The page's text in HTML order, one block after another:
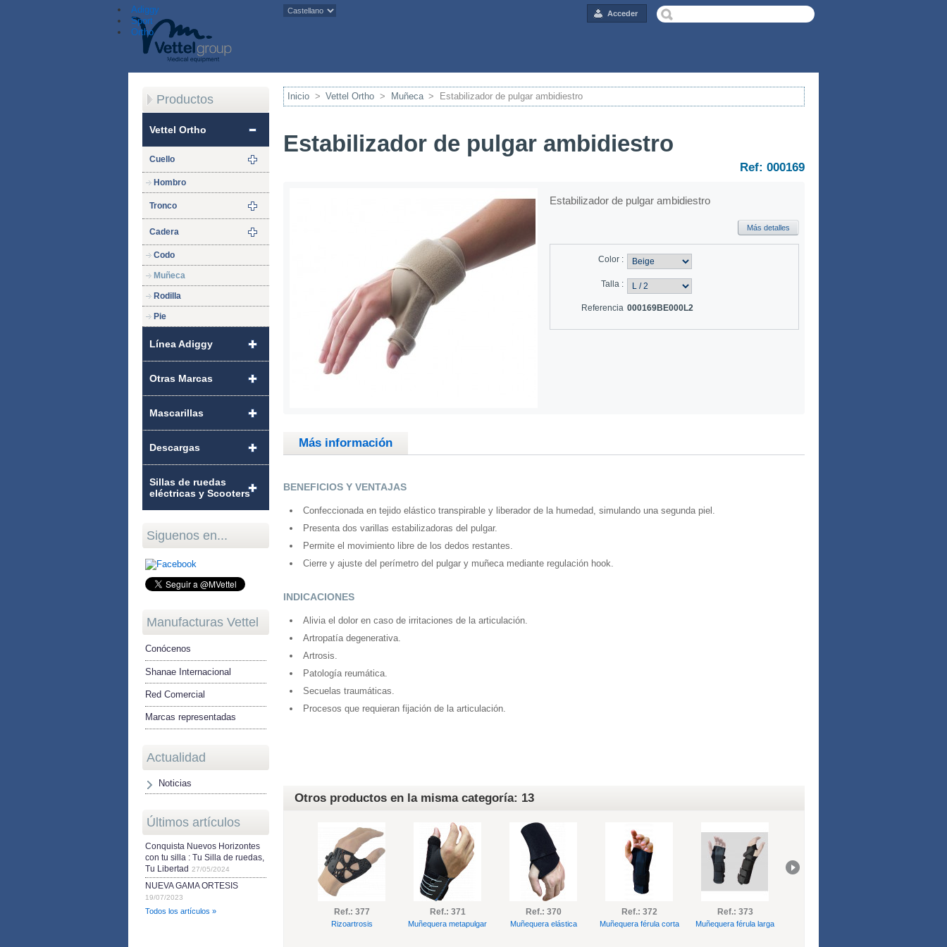
Acceder
Adiggy
Sport
Ortho
Productos
Vettel Ortho
Cuello
Hombro
Tronco
Cadera
Codo
Muñeca
Rodilla
Pie
Línea Adiggy
Otras Marcas
Mascarillas
Descargas
Sillas de ruedas
eléctricas y Scooters
Siguenos en...
Manufacturas Vettel
Conócenos
Shanae Internacional
Red Comercial
Marcas representadas
Actualidad
Noticias
Últimos artículos
Conquista Nuevos Horizontes
con tu silla : Tu Silla de ruedas,
Tu Libertad
27/05/2024
NUEVA GAMA ORTESIS
19/07/2023
Todos los artículos »
Inicio > Vettel Ortho > Muñeca > Estabilizador de pulgar ambidiestro
Estabilizador de pulgar ambidiestro
Ref: 000169
Estabilizador de pulgar ambidiestro
Más detalles
Color :
Talla :
Referencia 000169BE000L2
Más información
BENEFICIOS Y VENTAJAS
Confeccionada en tejido elástico transpirable y liberador de la humedad, simulando una segunda piel.
Presenta dos varillas estabilizadoras del pulgar.
Permite el movimiento libre de los dedos restantes.
Cierre y ajuste del perímetro del pulgar y muñeca mediante regulación hook.
INDICACIONES
Alivia el dolor en caso de irritaciones de la articulación.
Artropatía degenerativa.
Artrosis.
Patología reumática.
Secuelas traumáticas.
Procesos que requieran fijación de la articulación.
Otros productos en la misma categoría: 13
Ref.: 377
Rizoartrosis
Ref.: 371
Muñequera metapulgar
Ref.: 370
Muñequera elástica
Ref.: 372
Muñequera férula corta
Ref.: 373
Muñequera férula larga